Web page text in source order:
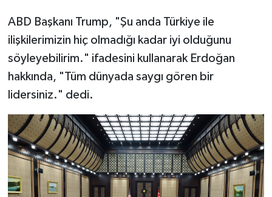
ABD Başkanı Trump, "Şu anda Türkiye ile
ilişkilerimizin hiç olmadığı kadar iyi olduğunu
söyleyebilirim." ifadesini kullanarak Erdoğan
hakkında, "Tüm dünyada saygı gören bir
lidersiniz." dedi.